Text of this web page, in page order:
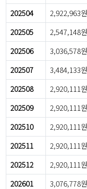
202504 2,922,963원
202505
2,547,148원
202506
3,036,578원
202507
3,484,133원
202508
2,920,111원
202509
2,920,111원
202510
2,920,111원
202511
2,920,111원
202512
2,920,111원
202601
3,076,778원